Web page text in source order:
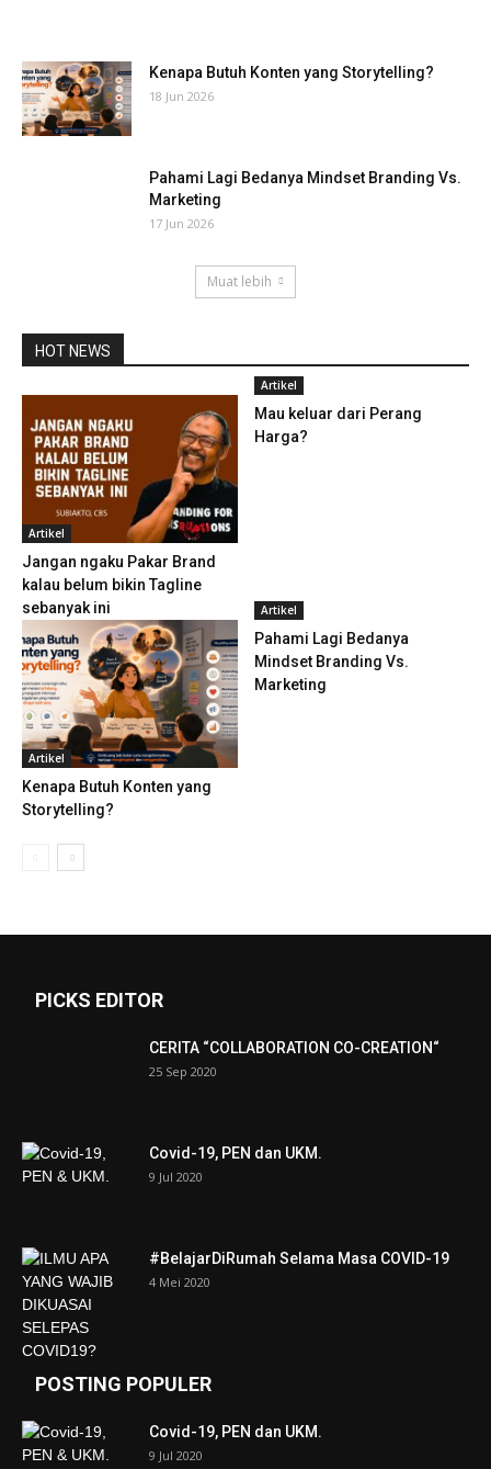
Kenapa Butuh Konten yang Storytelling?
18 Jun 2026
Pahami Lagi Bedanya Mindset Branding Vs.
Marketing
17 Jun 2026
Muat lebih
HOT NEWS
Artikel
Jangan ngaku Pakar Brand
kalau belum bikin Tagline
sebanyak ini
Artikel
Mau keluar dari Perang
Harga?
Artikel
Kenapa Butuh Konten yang
Storytelling?
Artikel
Pahami Lagi Bedanya
Mindset Branding Vs.
Marketing
PICKS EDITOR
CERITA “COLLABORATION CO-CREATION“
25 Sep 2020
Covid-19, PEN dan UKM.
9 Jul 2020
#BelajarDiRumah Selama Masa COVID-19
4 Mei 2020
POSTING POPULER
Covid-19, PEN dan UKM.
9 Jul 2020